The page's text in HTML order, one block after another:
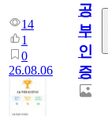
14
1
0
26.08.06
공
부
인
증